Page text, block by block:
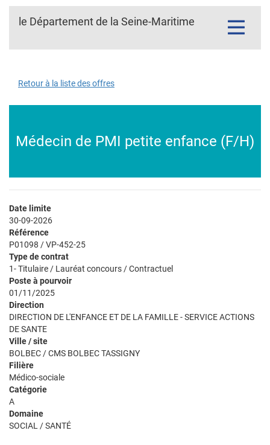
Toggle
le Département de la Seine-Maritime
Retour à la liste des offres
Médecin de PMI petite enfance (F/H)
Date limite
30-09-2026
Référence
P01098 / VP-452-25
Type de contrat
1- Titulaire / Lauréat concours / Contractuel
Poste à pourvoir
01/11/2025
Direction
DIRECTION DE L'ENFANCE ET DE LA FAMILLE - SERVICE ACTIONS
DE SANTE
Ville / site
BOLBEC / CMS BOLBEC TASSIGNY
Filière
Médico-sociale
Catégorie
A
Domaine
SOCIAL / SANTÉ